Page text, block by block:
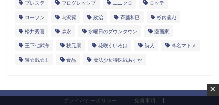
プレステ プログレッシブ ユニクロ ロッテ
ローソン 与沢翼 政治 斉藤和巳 杉内俊哉
松井秀喜 森永 水曜日のダウンタウン 漫画家
王下七武海 秋元康 花咲くいろは 詩人 車名マトメ
遊☆戯☆王 食品 魔法少女特殊戦あすか
プライバシーポリシー 免責事項
×